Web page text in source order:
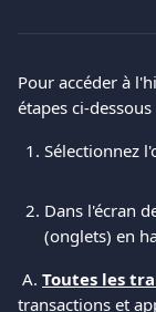
Pour accéder à
étapes ci-dessous
Sélectionnez
Dans l'écran
(onglets) en
A. Toutes les
transactions et